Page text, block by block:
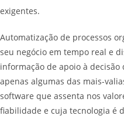
exigentes.
Automatização de processos
seu negócio em tempo real e
informação de apoio à
apenas algumas das mais-
software que assenta nos
fiabilidade e cuja tecnologia é